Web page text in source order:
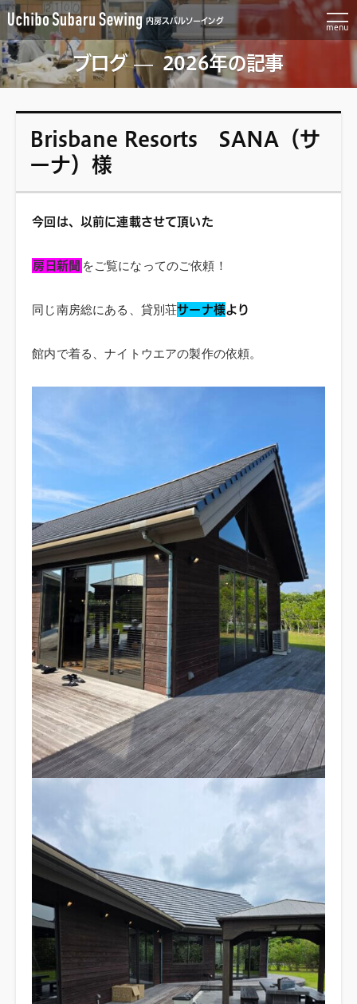
内房スバルソーイング
menu
ブログ 2026年の記事
Brisbane Resorts SANA（サ
ーナ）様
今回は、以前に連載させて頂いた
房日新聞 をご覧になってのご依頼！
同じ南房総にある、貸別荘サーナ様より
館内で着る、ナイトウエアの製作の依頼。